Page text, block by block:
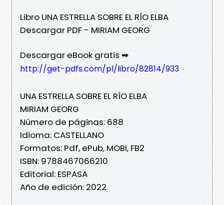
Libro UNA ESTRELLA SOBRE EL RÍO ELBA
Descargar PDF - MIRIAM GEORG
Descargar eBook gratis ➡
http://get-pdfs.com/pl/libro/82814/933
UNA ESTRELLA SOBRE EL RÍO ELBA
MIRIAM GEORG
Número de páginas: 688
Idioma: CASTELLANO
Formatos: Pdf, ePub, MOBI, FB2
ISBN: 9788467066210
Editorial: ESPASA
Año de edición: 2022